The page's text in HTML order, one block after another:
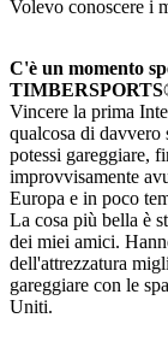
Volevo conoscere i
C'è un momento
Vincere la prima
qualcosa di davvero
potessi gareggiare,
improvvisamente
Europa e in poco
La cosa più bella è
dei miei amici.
dell'attrezzatura
gareggiare con le
Uniti.